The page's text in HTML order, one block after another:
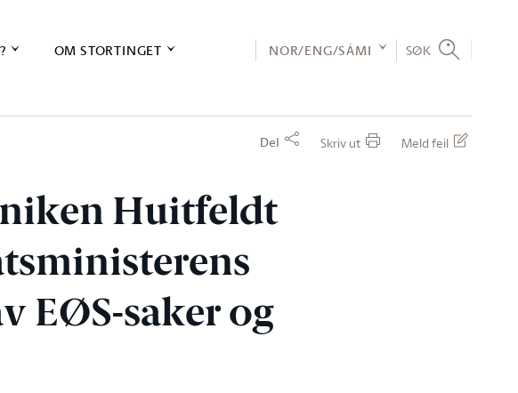
OM STORTINGET NOR/ENG/SÁMI SØK
Del Skriv ut Meld feil
Huitfeldt
EØS-saker og